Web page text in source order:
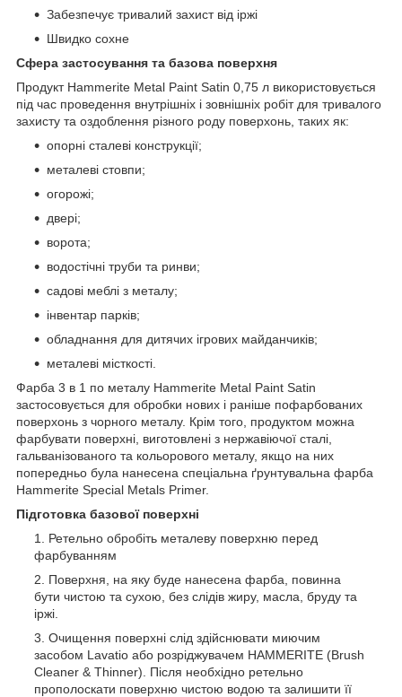
Забезпечує тривалий захист від іржі
Швидко сохне
Сфера застосування та базова поверхня
Продукт Hammerite Metal Paint Satin 0,75 л використовується
під час проведення внутрішніх і зовнішніх робіт для тривалого
захисту та оздоблення різного роду поверхонь, таких як:
опорні сталеві конструкції;
металеві стовпи;
огорожі;
двері;
ворота;
водостічні труби та ринви;
садові меблі з металу;
інвентар парків;
обладнання для дитячих ігрових майданчиків;
металеві місткості.
Фарба 3 в 1 по металу Hammerite Metal Paint Satin
застосовується для обробки нових і раніше пофарбованих
поверхонь з чорного металу. Крім того, продуктом можна
фарбувати поверхні, виготовлені з нержавіючої сталі,
гальванізованого та кольорового металу, якщо на них
попередньо була нанесена спеціальна ґрунтувальна фарба
Hammerite Special Metals Primer.
Підготовка базової поверхні
Ретельно обробіть металеву поверхню перед
фарбуванням
Поверхня, на яку буде нанесена фарба, повинна
бути чистою та сухою, без слідів жиру, масла, бруду та
іржі.
Очищення поверхні слід здійснювати миючим
засобом Lavatio або розріджувачем HAMMERITE (Brush
Cleaner & Thinner). Після необхідно ретельно
прополоскати поверхню чистою водою та залишити її